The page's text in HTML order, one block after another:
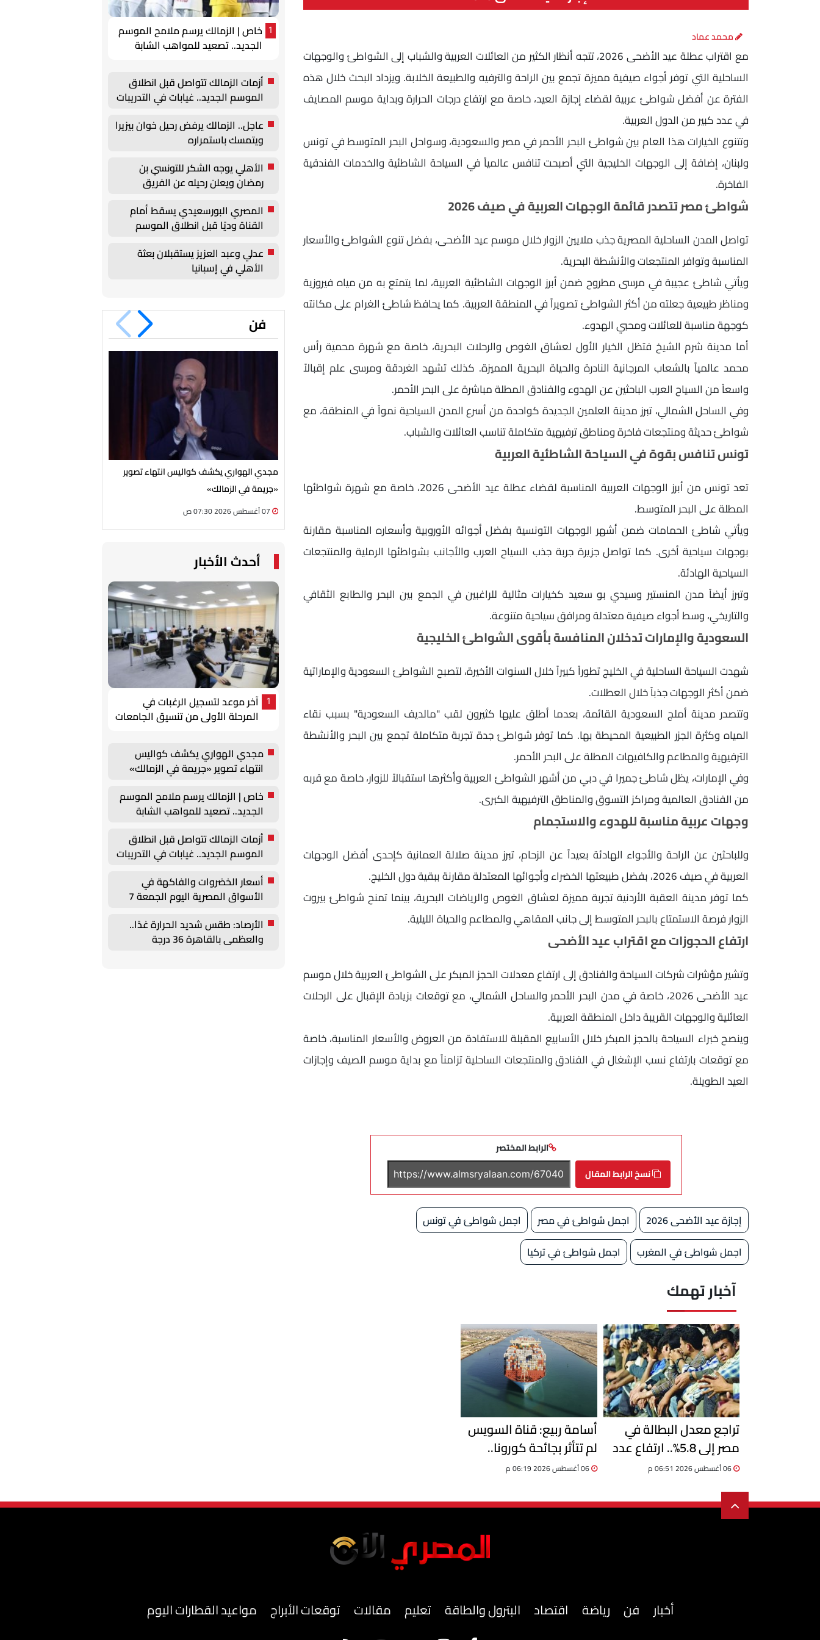
محمد عماد
مع اقتراب عطلة عيد الأضحى 2026، تتجه أنظار الكثير من العائلات العربية والشباب إلى الشواطئ والوجهات
الساحلية التي توفر أجواء صيفية مميزة تجمع بين الراحة والترفيه والطبيعة الخلابة. ويزداد البحث خلال هذه
الفترة عن أفضل شواطئ عربية لقضاء إجازة العيد، خاصة مع ارتفاع درجات الحرارة وبداية موسم المصايف
في عدد كبير من الدول العربية.
وتتنوع الخيارات هذا العام بين شواطئ البحر الأحمر في مصر والسعودية، وسواحل البحر المتوسط في تونس
ولبنان، إضافة إلى الوجهات الخليجية التي أصبحت تنافس عالمياً في السياحة الشاطئية والخدمات الفندقية
الفاخرة.
شواطئ مصر تتصدر قائمة الوجهات العربية في صيف 2026
تواصل المدن الساحلية المصرية جذب ملايين الزوار خلال موسم عيد الأضحى، بفضل تنوع الشواطئ والأسعار
المناسبة وتوافر المنتجعات والأنشطة البحرية.
ويأتي شاطئ عجيبة في مرسى مطروح ضمن أبرز الوجهات الشاطئية العربية، لما يتمتع به من مياه فيروزية
ومناظر طبيعية جعلته من أكثر الشواطئ تصويراً في المنطقة العربية. كما يحافظ شاطئ الغرام على مكانته
كوجهة مناسبة للعائلات ومحبي الهدوء.
أما مدينة شرم الشيخ فتظل الخيار الأول لعشاق الغوص والرحلات البحرية، خاصة مع شهرة محمية رأس
محمد عالمياً بالشعاب المرجانية النادرة والحياة البحرية المميزة. كذلك تشهد الغردقة ومرسى علم إقبالاً
واسعاً من السياح العرب الباحثين عن الهدوء والفنادق المطلة مباشرة على البحر الأحمر.
وفي الساحل الشمالي، تبرز مدينة العلمين الجديدة كواحدة من أسرع المدن السياحية نمواً في المنطقة، مع
شواطئ حديثة ومنتجعات فاخرة ومناطق ترفيهية متكاملة تناسب العائلات والشباب.
تونس تنافس بقوة في السياحة الشاطئية العربية
تعد تونس من أبرز الوجهات العربية المناسبة لقضاء عطلة عيد الأضحى 2026، خاصة مع شهرة شواطئها
المطلة على البحر المتوسط.
ويأتي شاطئ الحمامات ضمن أشهر الوجهات التونسية بفضل أجوائه الأوروبية وأسعاره المناسبة مقارنة
بوجهات سياحية أخرى. كما تواصل جزيرة جربة جذب السياح العرب والأجانب بشواطئها الرملية والمنتجعات
السياحية الهادئة.
وتبرز أيضاً مدن المنستير وسيدي بو سعيد كخيارات مثالية للراغبين في الجمع بين البحر والطابع الثقافي
والتاريخي، وسط أجواء صيفية معتدلة ومرافق سياحية متنوعة.
السعودية والإمارات تدخلان المنافسة بأقوى الشواطئ الخليجية
شهدت السياحة الساحلية في الخليج تطوراً كبيراً خلال السنوات الأخيرة، لتصبح الشواطئ السعودية والإماراتية
ضمن أكثر الوجهات جذباً خلال العطلات.
وتتصدر مدينة أملج السعودية القائمة، بعدما أطلق عليها كثيرون لقب "مالديف السعودية" بسبب نقاء
المياه وكثرة الجزر الطبيعية المحيطة بها. كما توفر شواطئ جدة تجربة متكاملة تجمع بين البحر والأنشطة
الترفيهية والمطاعم والكافيهات المطلة على البحر الأحمر.
وفي الإمارات، يظل شاطئ جميرا في دبي من أشهر الشواطئ العربية وأكثرها استقبالاً للزوار، خاصة مع قربه
من الفنادق العالمية ومراكز التسوق والمناطق الترفيهية الكبرى.
وجهات عربية مناسبة للهدوء والاستجمام
وللباحثين عن الراحة والأجواء الهادئة بعيداً عن الزحام، تبرز مدينة صلالة العمانية كإحدى أفضل الوجهات
العربية في صيف 2026، بفضل طبيعتها الخضراء وأجوائها المعتدلة مقارنة ببقية دول الخليج.
كما توفر مدينة العقبة الأردنية تجربة مميزة لعشاق الغوص والرياضات البحرية، بينما تمنح شواطئ بيروت
الزوار فرصة الاستمتاع بالبحر المتوسط إلى جانب المقاهي والمطاعم والحياة الليلية.
ارتفاع الحجوزات مع اقتراب عيد الأضحى
وتشير مؤشرات شركات السياحة والفنادق إلى ارتفاع معدلات الحجز المبكر على الشواطئ العربية خلال موسم
عيد الأضحى 2026، خاصة في مدن البحر الأحمر والساحل الشمالي، مع توقعات بزيادة الإقبال على الرحلات
العائلية والوجهات القريبة داخل المنطقة العربية.
وينصح خبراء السياحة بالحجز المبكر خلال الأسابيع المقبلة للاستفادة من العروض والأسعار المناسبة، خاصة
مع توقعات بارتفاع نسب الإشغال في الفنادق والمنتجعات الساحلية تزامناً مع بداية موسم الصيف وإجازات
العيد الطويلة.
الرابط المختصر
نسخ الرابط المقال
إجازة عيد الأضحى 2026 اجمل شواطئ في مصر
اجمل شواطئ في تونس
اجمل شواطئ في المغرب
اجمل شواطئ في تركيا
آخبار تهمك
تراجع معدل البطالة في
مصر إلى 5.8%.. ارتفاع عدد
أسامة ربيع: قناة السويس
لم تتأثر بجائحة كورونا..
وحققنا نموًا 8% في حركة
06 أغسطس 2026 06:19 م
1
خاص | الزمالك يرسم ملامح الموسم
الجديد.. تصعيد للمواهب الشابة
أزمات الزمالك تتواصل قبل انطلاق
الموسم الجديد.. غيابات في التدريبات
عاجل.. الزمالك يرفض رحيل خوان بيزيرا
ويتمسك باستمراره
الأهلي يوجه الشكر للتونسي بن
رمضان ويعلن رحيله عن الفريق
المصري البورسعيدي يسقط أمام
القناة وديًا قبل انطلاق الموسم
عدلي وعبد العزيز يستقبلان بعثة
الأهلي في إسبانيا
فن
مجدي الهواري يكشف كواليس انتهاء تصوير
«جريمة في الزمالك»
أحدث الأخبار
1
آخر موعد لتسجيل الرغبات في
المرحلة الأولى من تنسيق الجامعات
مجدي الهواري يكشف كواليس
انتهاء تصوير «جريمة في الزمالك»
خاص | الزمالك يرسم ملامح الموسم
الجديد.. تصعيد للمواهب الشابة
أزمات الزمالك تتواصل قبل انطلاق
الموسم الجديد.. غيابات في التدريبات
أسعار الخضروات والفاكهة في
الأسواق المصرية اليوم الجمعة 7
الأرصاد: طقس شديد الحرارة غدًا..
والعظمى بالقاهرة 36 درجة
أخبار فن رياضة اقتصاد البترول والطاقة تعليم مقالات توقعات الأبراج مواعيد القطارات اليوم